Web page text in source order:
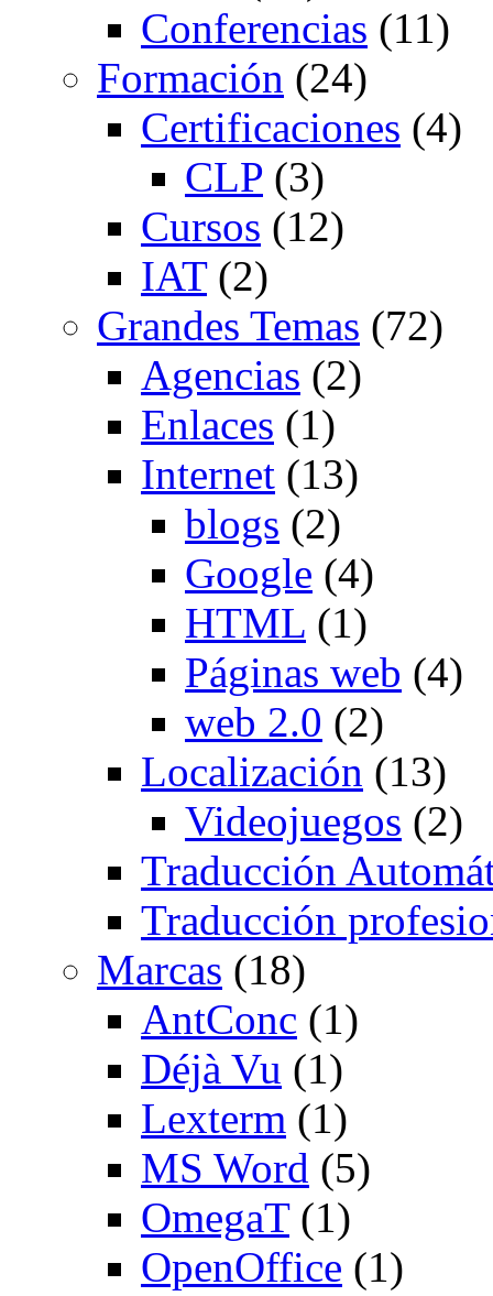
Conferencias (11)
Formación (24)
Certificaciones (4)
CLP (3)
Cursos (12)
IAT(2)
Grandes Temas (72)
Agencias (2)
Enlaces (1)
Internet (13)
blogs (2)
Google (4)
HTML (1)
Páginas web (4)
web 2.0 (2)
Localización (13)
Videojuegos (2)
Traducción
Traducción
Marcas (18)
AntConc (1)
Déjà Vu (1)
Lexterm (1)
MS Word (5)
OmegaT(1)
OpenOffice (1)